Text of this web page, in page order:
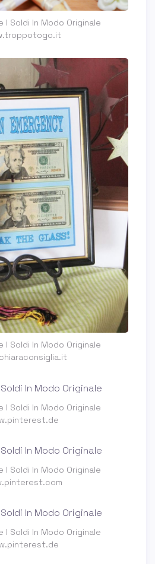
I Soldi In Modo Originale
I Soldi In Modo Originale
I Soldi In Modo Originale
I Soldi In Modo Originale
I Soldi In Modo Originale